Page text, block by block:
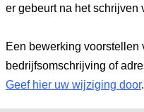
er gebeurt na het schrijven
Een bewerking voorstellen
bedrijfsomschrijving of
Geef hier uw wijziging door.